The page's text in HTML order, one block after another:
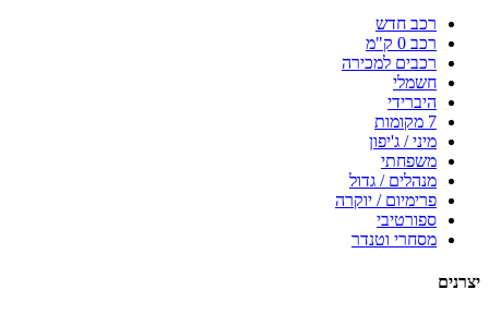
רכב חדש
רכב 0 ק"מ
רכבים למכירה
חשמלי
היברידי
7 מקומות
מיני / ג'יפון
משפחתי
מנהלים / גדול
פרימיום / יוקרה
ספורטיבי
מסחרי וטנדר
יצרנים